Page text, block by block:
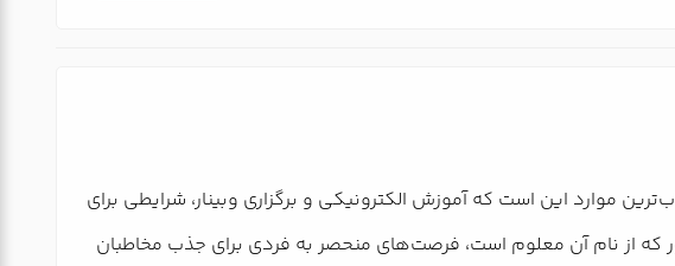
موارد این است که آموزش الکترونیکی و برگزاری وبینار، شرایطی برای
که از نام آن معلوم است، فرصت‌های منحصر به فردی برای جذب مخاطبان